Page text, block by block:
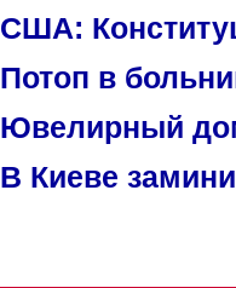
США:
Потоп в
Ювелирный
В Киеве